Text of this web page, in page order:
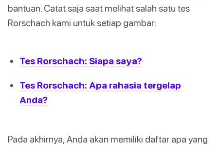
bantuan. Catat saja saat melihat salah satu tes
Rorschach kami untuk setiap gambar:
Tes Rorschach: Siapa saya?
Tes Rorschach: Apa rahasia tergelap
Anda?
Pada akhirnya, Anda akan memiliki daftar apa yang